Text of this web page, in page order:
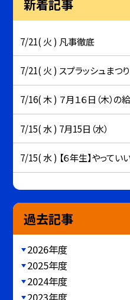
新着記事
7/21( 火 ) 凡事徹底
7/21( 火 ) スプラッシュまつり
7/16( 木 ) ７月１６日（木）の
7/15( 水 ) 7月15日（水）
7/15( 水 ) 【６年生】やってい
過去記事
2026年度
2025年度
2024年度
2023年度